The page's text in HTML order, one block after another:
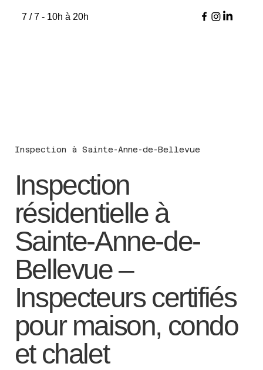
7 / 7 - 10h à 20h
Inspection à Sainte-Anne-de-Bellevue
Inspection
résidentielle à
Sainte-Anne-de-
Bellevue –
Inspecteurs certifiés
pour maison, condo
et chalet